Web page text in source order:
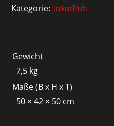
Kategorie:Hocker/Poufs
Gewicht
7,5 kg
Maße (B x H x T)
50 × 42 × 50 cm